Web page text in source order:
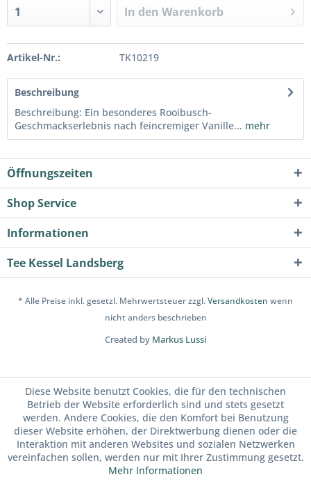
In den Warenkorb
Artikel-Nr.: TK10219
Beschreibung
Beschreibung: Ein besonderes Rooibusch-
Geschmackserlebnis nach feincremiger Vanille... mehr
Öffnungszeiten
Shop Service
Informationen
Tee Kessel Landsberg
* Alle Preise inkl. gesetzl. Mehrwertsteuer zzgl.Versandkosten wenn
nicht anders beschrieben
Created by Markus Lussi
Diese Website benutzt Cookies, die für den technischen
Betrieb der Website erforderlich sind und stets gesetzt
werden. Andere Cookies, die den Komfort bei Benutzung
dieser Website erhöhen, der Direktwerbung dienen oder die
Interaktion mit anderen Websites und sozialen Netzwerken
vereinfachen sollen, werden nur mit Ihrer Zustimmung gesetzt.
Mehr Informationen